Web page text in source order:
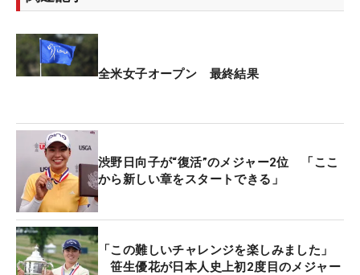
全米女子オープン 最終結果
渋野日向子が“復活”のメジャー2位 「ここ
から新しい章をスタートできる」
「この難しいチャレンジを楽しみました」
笹生優花が日本人史上初2度目のメジャー